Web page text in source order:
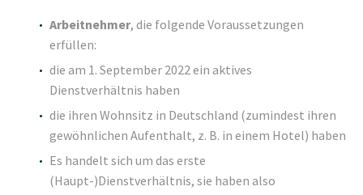
Arbeitnehmer, die folgende Voraussetzungen
erfüllen:
die am 1. September 2022 ein aktives
Dienstverhältnis haben
die ihren Wohnsitz in Deutschland (zumindest ihren
gewöhnlichen Aufenthalt, z. B. in einem Hotel) haben
Es handelt sich um das erste
(Haupt-)Dienstverhältnis, sie haben also